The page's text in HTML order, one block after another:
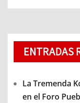
ENTRADAS
La Tremenda
en el Foro